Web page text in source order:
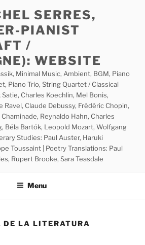
SERRES,
PIANIST
/
WEBSITE
Minimal Music, Ambient, BGM, Piano
Piano Trio, String Quartet / Classical
Charles Koechlin, Mel Bonis,
Ravel, Claude Debussy, Frédéric Chopin,
Reynaldo Hahn, Charles
Béla Bartók, Leopold Mozart, Wolfgang
Studies: Paul Auster, Haruki
Toussaint | Poetry Translations: Paul
Rupert Brooke, Sara Teasdale
Menu
DE LA LITERATURA